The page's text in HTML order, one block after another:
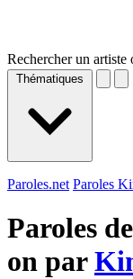
Rechercher un artiste
Thématiques
Paroles.net Paroles
Paroles
on par